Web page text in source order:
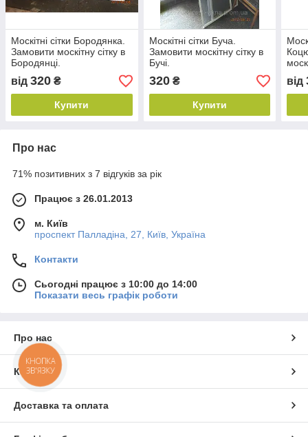
Москітні сітки Бородянка.
Замовити москітну сітку в
Бородянці.
від 320 ₴
Купити
Москітні сітки Буча.
Замовити москітну сітку в
Бучі.
320₴
Купити
від
Про нас
71% позитивних з 7 відгуків за рік
Працює з 26.01.2013
м. Київ
проспект Палладіна, 27, Київ, Україна
Контакти
Сьогодні працює з 10:00 до 14:00
Показати весь графік роботи
Про нас
Контакти
Доставка та оплата
КНОПКА
ЗВ'ЯЗКУ